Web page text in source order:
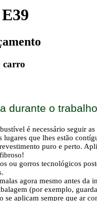
carro
durante o
é necessário seguir as
que lhes estão
puro e perto.
ou gorros tecnológicos
agora mesmo antes da
(por exemplo,
aplicam sempre que ar